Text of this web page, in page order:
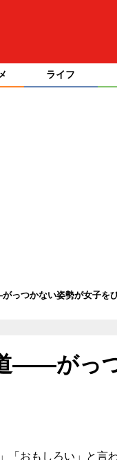
ライフ
っつかない姿勢が女子を
――がっ
おもしろい」と言